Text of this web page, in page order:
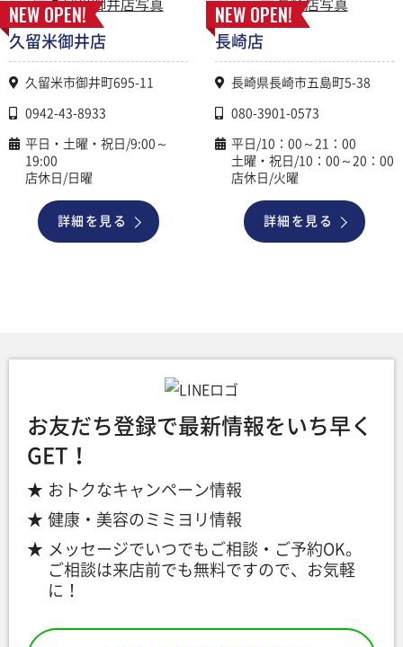
NEW OPEN!
久留米御井店
久留米市御井町695-11
0942-43-8933
平日・土曜・祝日/9:00～
19:00
店休日/日曜
詳細を見る
NEW OPEN!
長崎店
長崎県長崎市五島町5-38
080-3901-0573
平日/10：00～21：00
土曜・祝日/10：00～20：00
店休日/火曜
詳細を見る
お友だち登録で最新情報をいち早く
GET！
おトクなキャンペーン情報
健康・美容のミミヨリ情報
メッセージでいつでもご相談・ご予約OK。
ご相談は来店前でも無料ですので、お気軽
に！